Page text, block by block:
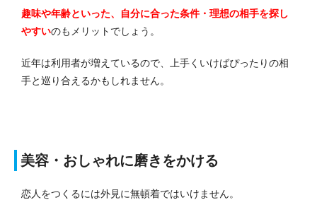
趣味や年齢といった、自分に合った条件・理想の相手を探し
やすいのもメリットでしょう。
近年は利用者が増えているので、上手くいけばぴったりの相
手と巡り合えるかもしれません。
美容・おしゃれに磨きをかける
恋人をつくるには外見に無頓着ではいけません。